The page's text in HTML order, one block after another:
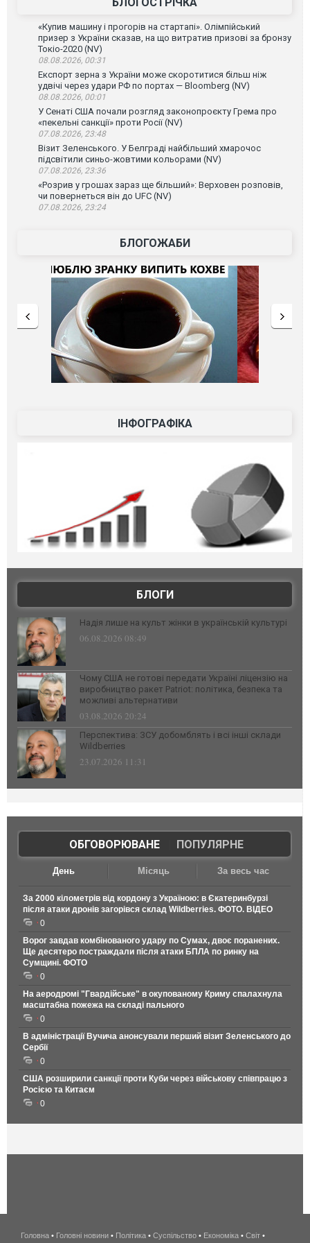
«Купив машину і прогорів на стартапі». Олімпійський
призер з України сказав, на що витратив призові за бронзу
Токіо-2020 (NV)
08.08.2026, 00:31
Експорт зерна з України може скоротитися більш ніж
удвічі через удари РФ по портах — Bloomberg (NV)
08.08.2026, 00:01
У Сенаті США почали розгляд законопроєкту Грема про
«пекельні санкції» проти Росії (NV)
07.08.2026, 23:48
Візит Зеленського. У Белграді найбільший хмарочос
підсвітили синьо-жовтими кольорами (NV)
07.08.2026, 23:36
«Розрив у грошах зараз ще більший»: Верховен розповів,
чи повернеться він до UFC (NV)
07.08.2026, 23:24
БЛОГОЖАБИ
ІНФОГРАФІКА
БЛОГИ
Надія лише на культ жінки в українській культурі
06.08.2026 08:49
Чому США не готові передати Україні ліцензію на
виробництво ракет Patriot: політика, безпека та
можливі альтернативи
03.08.2026 20:24
Перспектива: ЗСУ добомблять і всі інші склади
Wildberries
23.07.2026 11:31
ОБГОВОРЮВАНЕ| ПОПУЛЯРНЕ
День Місяць За весь час
За 2000 кілометрів від кордону з Україною: в Єкатеринбурзі
після атаки дронів загорівся склад Wildberries. ФОТО. ВІДЕО
0
Ворог завдав комбінованого удару по Сумах, двоє поранених.
Ще десятеро постраждали після атаки БПЛА по ринку на
Сумщині. ФОТО
0
На аеродромі "Гвардійське" в окупованому Криму спалахнула
масштабна пожежа на складі пального
0
В адміністрації Вучича анонсували перший візит Зеленського до
Сербії
0
США розширили санкції проти Куби через військову співпрацю з
Росією та Китаєм
0
беспроводной
Головна • Головні новини • Політика • Суспільство • Економіка • Світ •